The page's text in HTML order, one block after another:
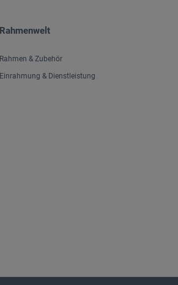
Rahmenwelt
Rahmen & Zubehör
Einrahmung & Dienstleistung